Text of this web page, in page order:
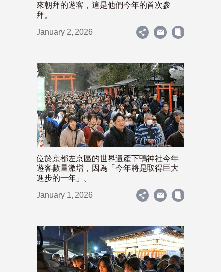
來朝拜的遊客，這是他們今年的首次參
拜。
January 2, 2026
位於京都左京區的世界遺產下鴨神社今年
遊客數量激增，因為「今年將是取得巨大
進步的一年」。
January 1, 2026